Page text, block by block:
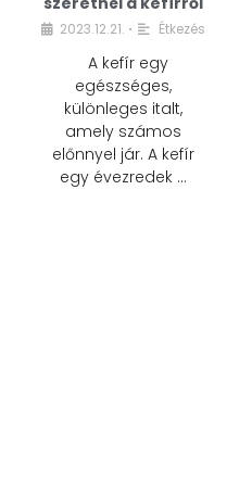
2023.12.21. • Étkezés
A kefír egy
egészséges,
különleges italt,
amely számos
előnnyel jár. A kefír
egy évezredek …